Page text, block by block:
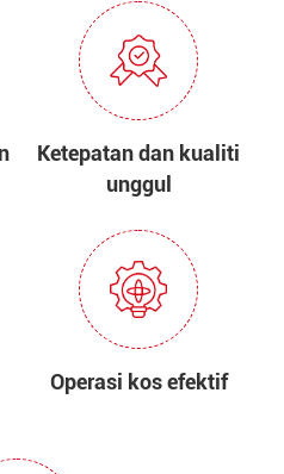
Ketepatan dan kualiti
unggul
Operasi kos efektif